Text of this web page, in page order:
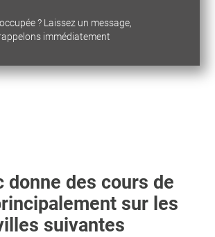
? Laissez un message,
immédiatement
donne des cours de
sur les
suivantes